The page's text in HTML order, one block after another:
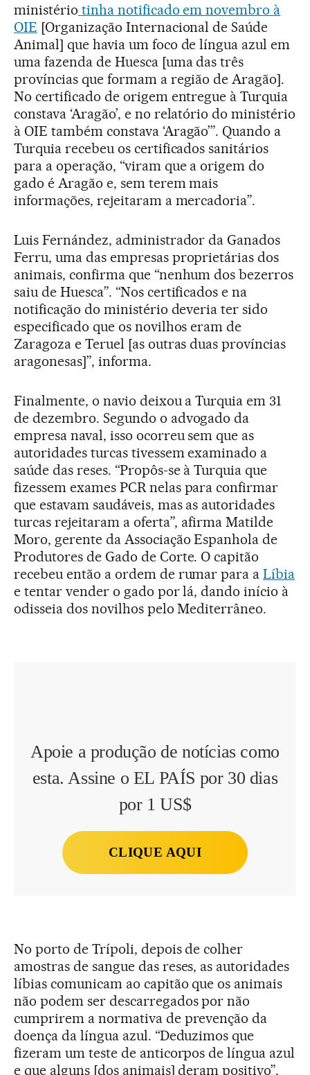
ministério tinha notificado em novembro à
OIE [Organização Internacional de Saúde
Animal] que havia um foco de língua azul em
uma fazenda de Huesca [uma das três
províncias que formam a região de Aragão].
No certificado de origem entregue à Turquia
constava ‘Aragão’, e no relatório do ministério
à OIE também constava ‘Aragão’”. Quando a
Turquia recebeu os certificados sanitários
para a operação, “viram que a origem do
gado é Aragão e, sem terem mais
informações, rejeitaram a mercadoria”.
Luis Fernández, administrador da Ganados
Ferru, uma das empresas proprietárias dos
animais, confirma que “nenhum dos bezerros
saiu de Huesca”. “Nos certificados e na
notificação do ministério deveria ter sido
especificado que os novilhos eram de
Zaragoza e Teruel [as outras duas províncias
aragonesas]”, informa.
Finalmente, o navio deixou a Turquia em 31
de dezembro. Segundo o advogado da
empresa naval, isso ocorreu sem que as
autoridades turcas tivessem examinado a
saúde das reses. “Propôs-se à Turquia que
fizessem exames PCR nelas para confirmar
que estavam saudáveis, mas as autoridades
turcas rejeitaram a oferta”, afirma Matilde
Moro, gerente da Associação Espanhola de
Produtores de Gado de Corte. O capitão
recebeu então a ordem de rumar para aLíbia
e tentar vender o gado por lá, dando início à
odisseia dos novilhos pelo Mediterrâneo.
Apoie a produção de notícias como
esta. Assine o EL PAÍS por 30 dias
por 1 US$
CLIQUE AQUI
No porto de Trípoli, depois de colher
amostras de sangue das reses, as autoridades
líbias comunicam ao capitão que os animais
não podem ser descarregados por não
cumprirem a normativa de prevenção da
doença da língua azul. “Deduzimos que
fizeram um teste de anticorpos de língua azul
e que alguns [dos animais] deram positivo”,